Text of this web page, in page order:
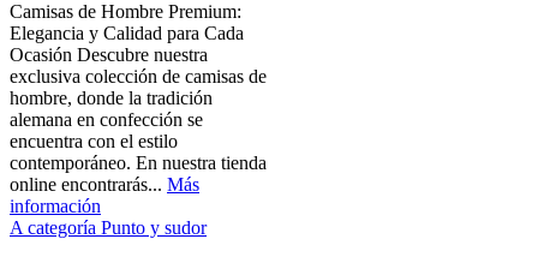
Camisas de Hombre Premium:
Elegancia y Calidad para Cada
Ocasión Descubre nuestra
exclusiva colección de camisas de
hombre, donde la tradición
alemana en confección se
encuentra con el estilo
contemporáneo. En nuestra tienda
online encontrarás... Más
información
A categoría Punto y sudor